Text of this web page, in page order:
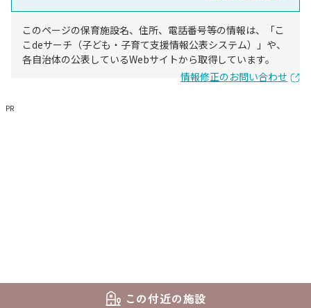
このページの保育施設名、住所、電話番号等の情報は、「こ
こdeサーチ（子ども・子育て支援情報公表システム）」や、
各自治体の公表しているWebサイトから取得しています。
情報修正のお問い合わせ
PR
この付近の施設